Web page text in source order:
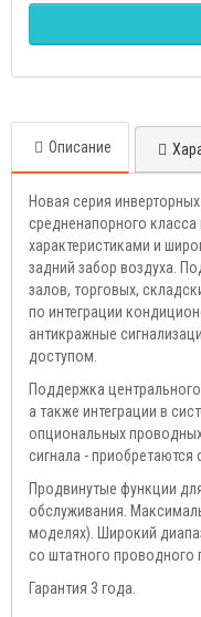
Описание
Новая серия
средненапорного
характеристиками и
задний забор воздуха.
залов, торговых,
по интеграции
антикражные
доступом.
Поддержка
а также интеграции в
опциональных
сигнала - приобретаются
Продвинутые функции
обслуживания.
моделях). Широкий
со штатного проводного
Гарантия 3 года.